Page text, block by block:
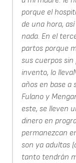
porque el
de una hora,
nada. En el
partos porque
sus cuerpos
invento, lo
años en base a
Fulano y
este, se lleven
dinero en
permanezcan
son ya adultas
tanto tendrán